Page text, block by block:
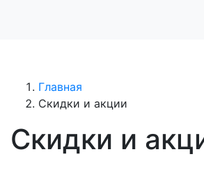
Главная
Скидки и акции
Скидки и